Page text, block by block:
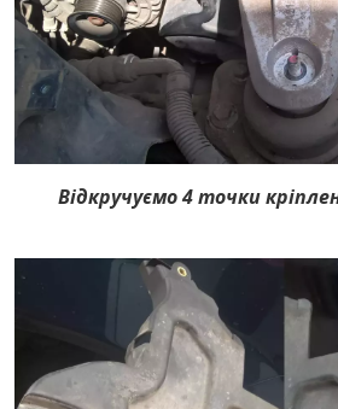
Відкручуємо 4 точки